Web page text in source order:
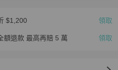
$1,200 領取
額退款 最高再賠 5 萬 領取